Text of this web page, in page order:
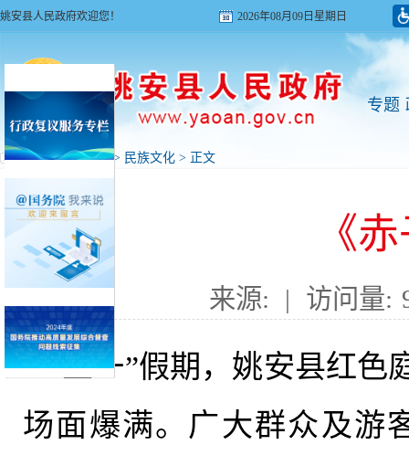
姚安县人民政府欢迎您！ 2026年08月09日星期日
专题
首页>旅游姚安> 民族文化 > 正文
《
来源: | 访问量:
“五一”假期 ，姚安县红色
场面爆满。 广大群众及游